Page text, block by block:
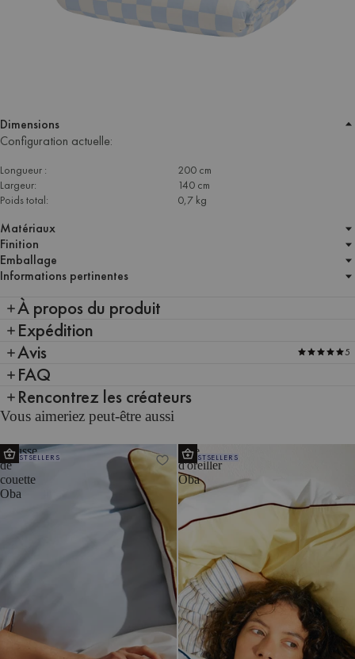
Dimensions
Configuration actuelle:
Longueur :
200 cm
Largeur:
140 cm
Poids total:
0,7 kg
Matériaux
Finition
Emballage
Informations pertinentes
À propos du produit
Expédition
Avis
5
FAQ
Rencontrez les créateurs
Vous aimeriez peut-être aussi
Housse
de
couette
Oba
BESTSELLERS
Taie
d'oreiller
Oba
BESTSELLERS